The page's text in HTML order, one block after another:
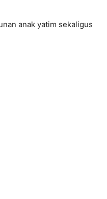
anak yatim sekaligus